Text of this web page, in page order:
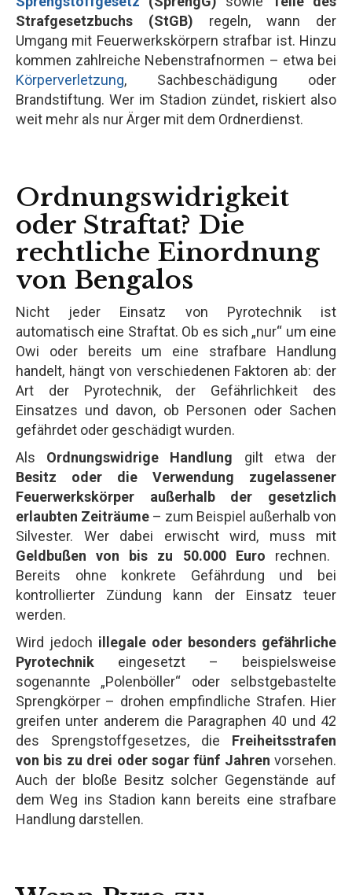
Strafgesetzbuchs (StGB) regeln, wann der
Umgang mit Feuerwerkskörpern strafbar ist. Hinzu
kommen zahlreiche Nebenstrafnormen – etwa bei
Körperverletzung, Sachbeschädigung oder
Brandstiftung. Wer im Stadion zündet, riskiert also
weit mehr als nur Ärger mit dem Ordnerdienst.
Ordnungswidrigkeit
oder Straftat? Die
rechtliche Einordnung
von Bengalos
Nicht jeder Einsatz von Pyrotechnik ist
automatisch eine Straftat. Ob es sich „nur“ um eine
Owi oder bereits um eine strafbare Handlung
handelt, hängt von verschiedenen Faktoren ab: der
Art der Pyrotechnik, der Gefährlichkeit des
Einsatzes und davon, ob Personen oder Sachen
gefährdet oder geschädigt wurden.
Als Ordnungswidrige Handlung gilt etwa der
Besitz oder die Verwendung zugelassener
Feuerwerkskörper außerhalb der gesetzlich
erlaubten Zeiträume – zum Beispiel außerhalb von
Silvester. Wer dabei erwischt wird, muss mit
Geldbußen von bis zu 50.000 Euro rechnen.
Bereits ohne konkrete Gefährdung und bei
kontrollierter Zündung kann der Einsatz teuer
werden.
Wird jedoch illegale oder besonders gefährliche
Pyrotechnik eingesetzt – beispielsweise
sogenannte „Polenböller“ oder selbstgebastelte
Sprengkörper – drohen empfindliche Strafen. Hier
greifen unter anderem die Paragraphen 40 und 42
des Sprengstoffgesetzes, die Freiheitsstrafen
von bis zu drei oder sogar fünf Jahren vorsehen.
Auch der bloße Besitz solcher Gegenstände auf
dem Weg ins Stadion kann bereits eine strafbare
Handlung darstellen.